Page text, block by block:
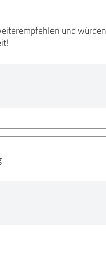
und